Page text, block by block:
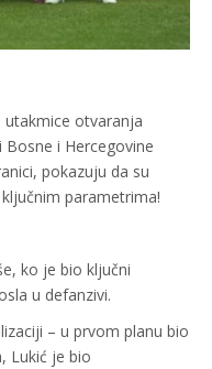
utakmice otvaranja
i Hercegovine
pokazuju da su
parametrima!
ko je bio ključni
u defanzivi.
– u prvom planu bio
Lukić je bio